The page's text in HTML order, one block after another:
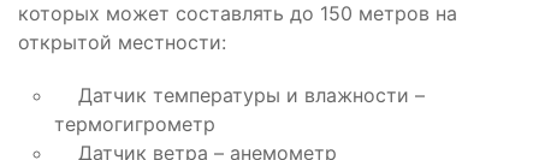
которых может составлять до 150 метров на
открытой местности:
Датчик температуры и влажности –
термогигрометр
Датчик ветра – анемометр